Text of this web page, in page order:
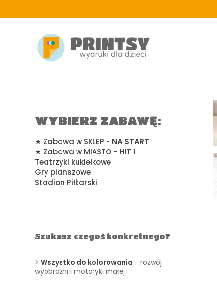
WYBIERZ ZABAWĘ:
★ Zabawa w SKLEP - NA START
★ Zabawa w MIASTO - HIT !
Teatrzyki kukiełkowe
Gry planszowe
Stadion Piłkarski
Szukasz czegoś konkretnego?
> Wszystko do kolorowania - rozwój
wyobraźni i motoryki małej